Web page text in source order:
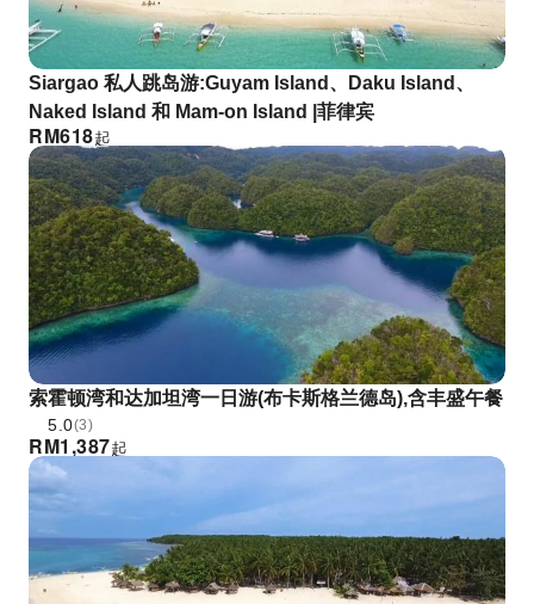
Siargao 私人跳岛游:Guyam Island、Daku Island、
Naked Island 和 Mam-on Island |菲律宾
RM618起
索霍顿湾和达加坦湾一日游(布卡斯格兰德岛),含丰盛午餐
5.0(3)
RM1,387起